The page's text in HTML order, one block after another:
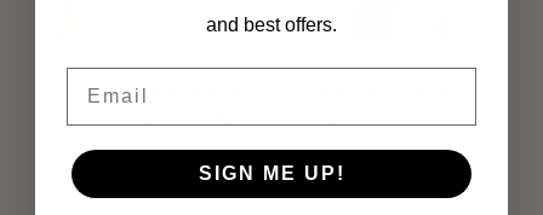
MORGAN
Opengewerkte Trui
met Borduursel 262-
Milini Off White
G-MAXX
Sand/Wool White
and best offers.
SIGN ME UP!